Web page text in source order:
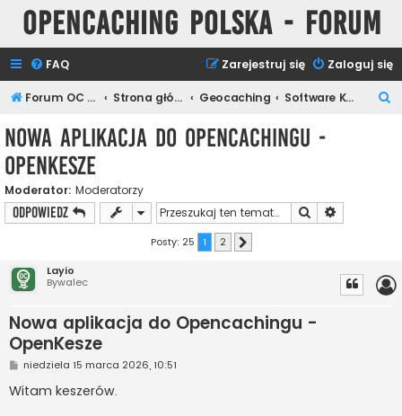
Opencaching Polska - Forum
FAQ Zaloguj się
Zarejestruj się
Forum OC PL Strona główna Geocaching Software Keszera
Nowa aplikacja do Opencachingu -
OpenKesze
Moderator: Moderatorzy
ODPOWIEDZ Szukaj
Posty: 25 1 2
Layio
Bywalec
Nowa aplikacja do Opencachingu -
OpenKesze
P
s
t
niedziela 15 marca 2026, 10:51
Witam keszerów.